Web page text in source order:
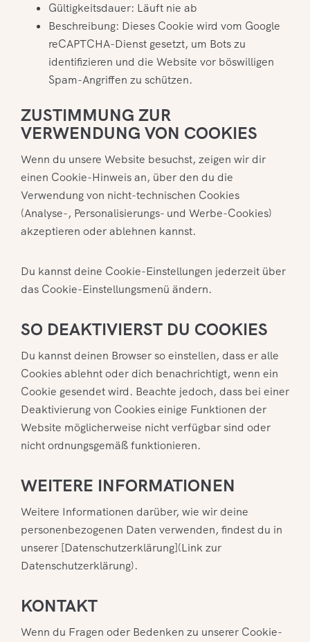
Gültigkeitsdauer: Läuft nie ab
Beschreibung: Dieses Cookie wird vom Google
reCAPTCHA-Dienst gesetzt, um Bots zu
identifizieren und die Website vor böswilligen
Spam-Angriffen zu schützen.
ZUSTIMMUNG ZUR
VERWENDUNG VON COOKIES
Wenn du unsere Website besuchst, zeigen wir dir
einen Cookie-Hinweis an, über den du die
Verwendung von nicht-technischen Cookies
(Analyse-, Personalisierungs- und Werbe-Cookies)
akzeptieren oder ablehnen kannst.
Du kannst deine Cookie-Einstellungen jederzeit über
das Cookie-Einstellungsmenü ändern.
SO DEAKTIVIERST DU COOKIES
Du kannst deinen Browser so einstellen, dass er alle
Cookies ablehnt oder dich benachrichtigt, wenn ein
Cookie gesendet wird. Beachte jedoch, dass bei einer
Deaktivierung von Cookies einige Funktionen der
Website möglicherweise nicht verfügbar sind oder
nicht ordnungsgemäß funktionieren.
WEITERE INFORMATIONEN
Weitere Informationen darüber, wie wir deine
personenbezogenen Daten verwenden, findest du in
unserer [Datenschutzerklärung](Link zur
Datenschutzerklärung).
KONTAKT
Wenn du Fragen oder Bedenken zu unserer Cookie-